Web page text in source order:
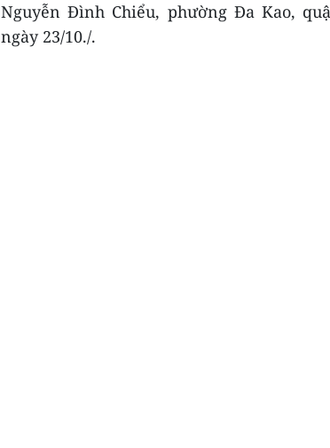
Nguyễn Đình Chiểu, phường Đa Kao,
ngày 23/10./.